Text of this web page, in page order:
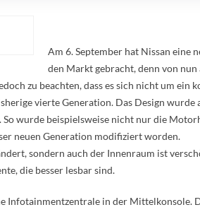
Am 6. September hat Nissan eine
den Markt gebracht, denn von nun
zu beachten, dass es sich nicht um ein
vierte Generation. Das Design wurde
wurde beispielsweise nicht nur die
neuen Generation modifiziert worden.
sondern auch der Innenraum ist
die besser lesbar sind.
in der Mittelkonsole.